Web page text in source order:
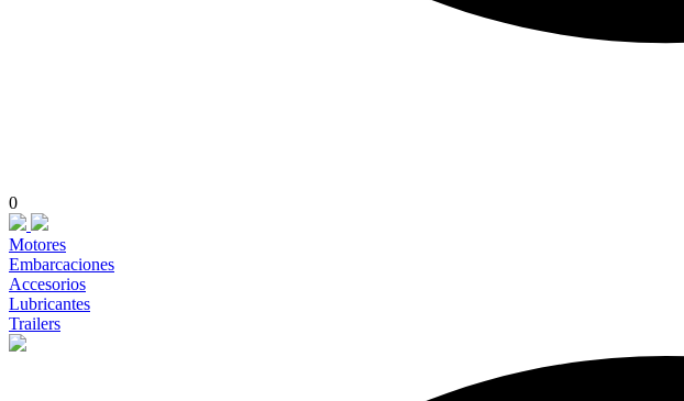
0
Motores
Embarcaciones
Accesorios
Lubricantes
Trailers